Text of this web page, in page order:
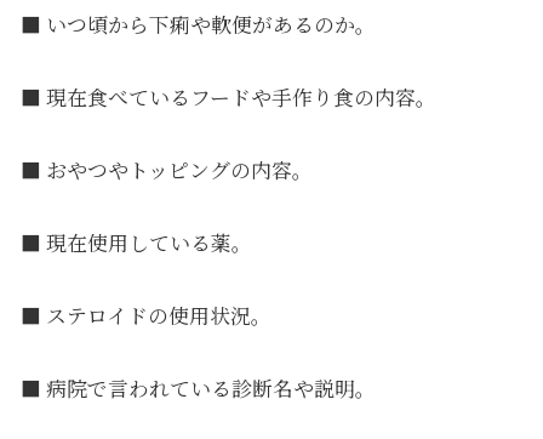
■ いつ頃から下痢や軟便があるのか。
■ 現在食べているフードや手作り食の内容。
■ おやつやトッピングの内容。
■ 現在使用している薬。
■ ステロイドの使用状況。
■ 病院で言われている診断名や説明。